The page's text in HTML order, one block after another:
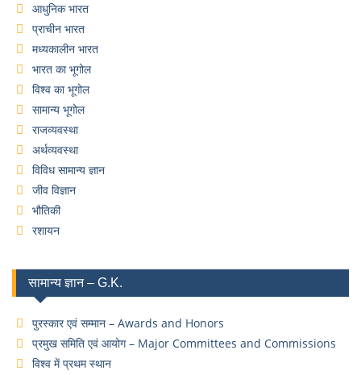
आधुनिक भारत
प्राचीन भारत
मध्यकालीन भारत
भारत का भूगोल
विश्व का भूगोल
सामान्य भूगोल
राजव्यवस्था
अर्थव्यवस्था
विविध सामान्य ज्ञान
जीव विज्ञान
भौतिकी
रशायन
सामान्य ज्ञान – G.K.
पुरस्कार एवं सम्मान – Awards and Honors
प्रमुख समिति एवं आयोग – Major Committees and Commissions
विश्व में प्रथम स्थान